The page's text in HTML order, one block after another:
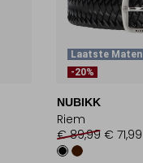
Laatste Maten
-20%
NUBIKK
Riem
€ 89,99 € 71,99